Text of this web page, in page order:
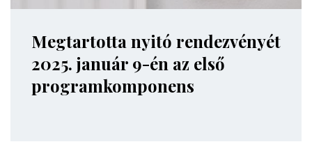
Megtartotta nyitó rendezvényét
2025. január 9-én az első
programkomponens